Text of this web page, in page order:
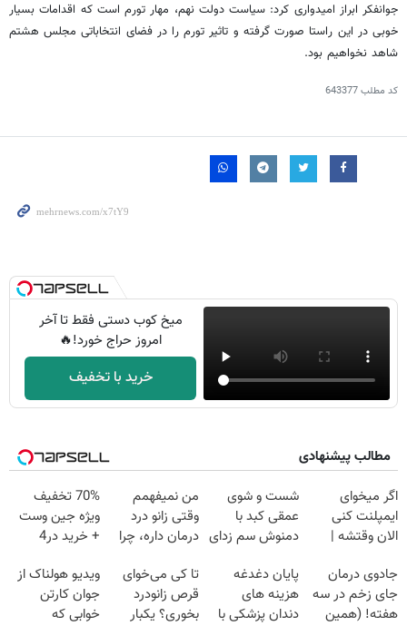
جوانفکر ابراز امیدواری کرد: سیاست دولت نهم، مهار تورم است که اقدامات بسیار
خوبی در این راستا صورت گرفته و تاثیر تورم را در فضای انتخاباتی مجلس هشتم
شاهد نخواهیم بود.
کد مطلب643377
میخ کوب دستی فقط تا آخر
امروز حراج خورد!🔥
خرید با تخفیف
مطالب پیشنهادی
اگر میخوای
ایمپلنت کنی
الان وقتشه |
میلیون تومان!!!
شست و شوی
عمقی کبد با
دمنوش سم زدای
من نمیفهمم
وقتی زانو درد
درمان داره، چرا
تحمل میکنی؟❗
70% تخفیف
ویژه جین وست
+ خرید در4
جادوی درمان
جای زخم در سه
هفته! (همین
پایان دغدغه
هزینه های
دندان پزشکی با
تا کی می‌خوای
قرص زانودرد
بخوری؟ یکبار
ویدیو هولناک از
جوان کارتن
خوابی که